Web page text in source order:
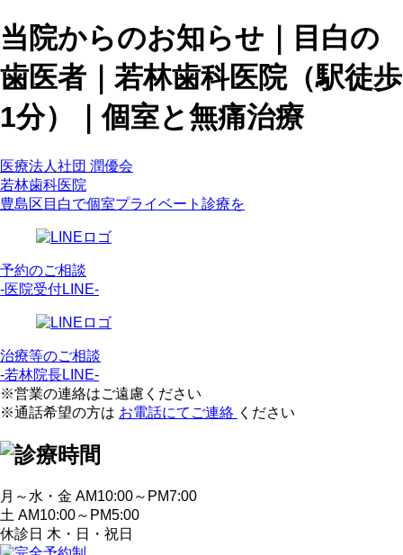
当院からのお知らせ｜目白の
歯医者｜若林歯科医院（駅徒歩
1分）｜個室と無痛治療
医療法人社団 潤優会
若林歯科医院
豊島区目白で個室プライベート診療を
予約のご相談
-医院受付LINE-
治療等のご相談
-若林院長LINE-
※営業の連絡はご遠慮ください
※通話希望の方は お電話にてご連絡 ください
月～水・金 AM10:00～PM7:00
土 AM10:00～PM5:00
休診日 木・日・祝日